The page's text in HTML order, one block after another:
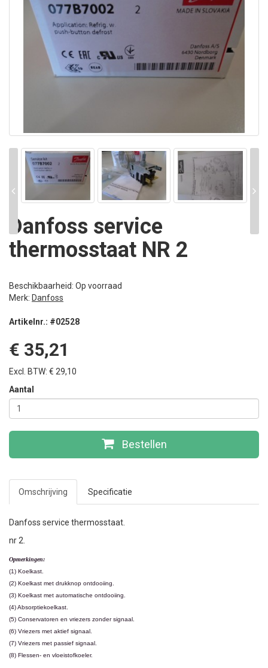
Danfoss service
thermosstaat NR 2
Beschikbaarheid: Op voorraad
Merk: Danfoss
Artikelnr.: #02528
€ 35,21
Excl. BTW: € 29,10
Aantal
Bestellen
Omschrijving Specificatie
Danfoss service thermosstaat.
nr 2.
Opmerkingen:
(1) Koelkast.
(2) Koelkast met drukknop ontdooiing.
(3) Koelkast met automatische ontdooiing.
(4) Absorptiekoelkast.
(5) Conservatoren en vriezers zonder signaal.
(6) Vriezers met aktief signaal.
(7) Vriezers met passief signaal.
(8) Flessen- en vloeistofkoeler.